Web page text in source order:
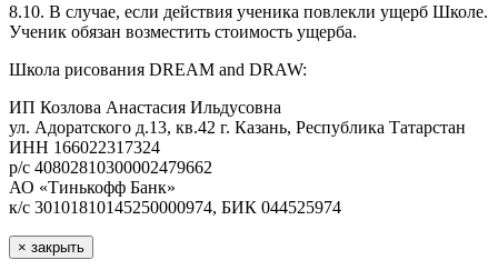
8.10. В случае, если действия ученика повлекли ущерб Школе.
Ученик обязан возместить стоимость ущерба.
Школа рисования DREAM and DRAW:
ИП Козлова Анастасия Ильдусовна
ул. Адоратского д.13, кв.42 г. Казань, Республика Татарстан
ИНН 166022317324
р/с 40802810300002479662
АО «Тинькофф Банк»
к/с 30101810145250000974, БИК 044525974
× закрыть